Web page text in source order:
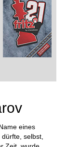
eines
selbst,